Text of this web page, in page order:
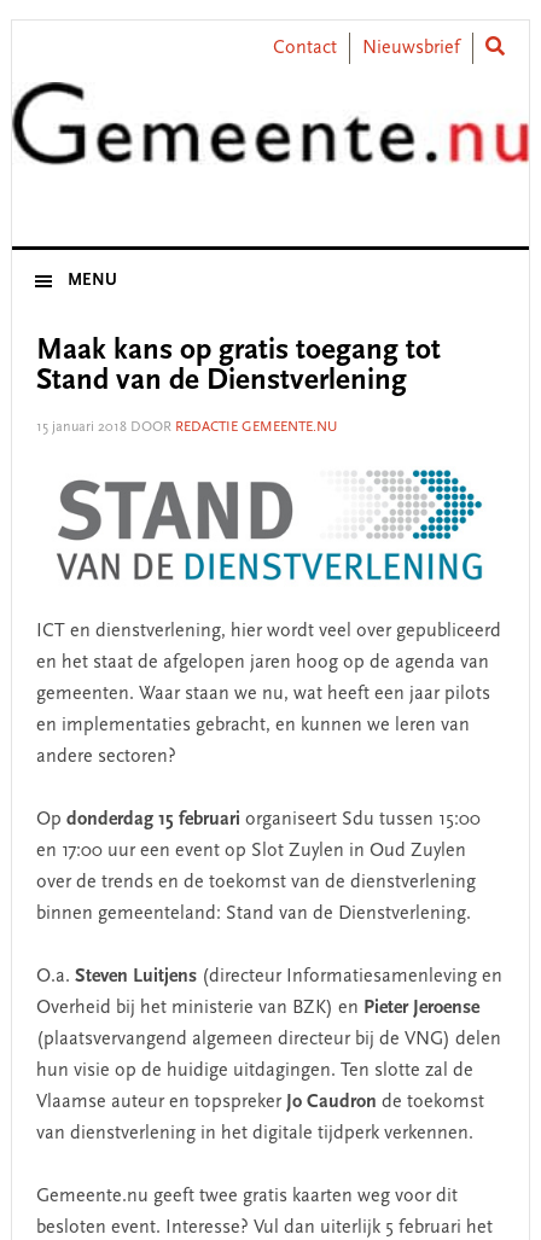
Skip
primary
navigation
Skip
content
Skip
primary
sidebar
Skip
footer
Contact Nieuwsbrief
MENU
Maak kans op gratis toegang tot
Stand van de Dienstverlening
15 januari 2018DOOR REDACTIE GEMEENTE.NU
ICT en dienstverlening, hier wordt veel over gepubliceerd
en het staat de afgelopen jaren hoog op de agenda van
gemeenten. Waar staan we nu, wat heeft een jaar pilots
en implementaties gebracht, en kunnen we leren van
andere sectoren?
Op donderdag 15 februari organiseert Sdu tussen 15:00
en 17:00 uur een event op Slot Zuylen in Oud Zuylen
over de trends en de toekomst van de dienstverlening
binnen gemeenteland: Stand van de Dienstverlening.
O.a. Steven Luitjens(directeur Informatiesamenleving en
Overheid bij het ministerie van BZK) en Pieter Jeroense
(plaatsvervangend algemeen directeur bij de VNG) delen
hun visie op de huidige uitdagingen. Ten slotte zal de
Vlaamse auteur en topspreker Jo Caudron de toekomst
van dienstverlening in het digitale tijdperk verkennen.
Gemeente.nu geeft twee gratis kaarten weg voor dit
besloten event. Interesse? Vul dan uiterlijk 5 februari het